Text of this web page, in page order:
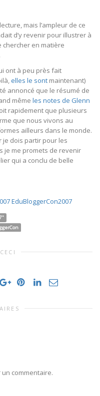
mais l’ampleur de ce
d’y revenir pour illustrer à
chercher en matière
ont à peu près fait
elles le sont maintenant)
annoncé que le résumé de
même les notes de Glenn
rapidement que plusieurs
que nous vivons au
ailleurs dans le monde.
je dois partir pour les
je me promets de revenir
qui a conclu de belle
EduBloggerCon2007
commentaire.